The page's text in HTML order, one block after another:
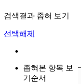
검색결과 좁혀 보기
선택해제
좁혀본 항목 보
기순서